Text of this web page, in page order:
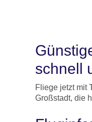
schnell
Fliege jetzt mit
Großstadt, die